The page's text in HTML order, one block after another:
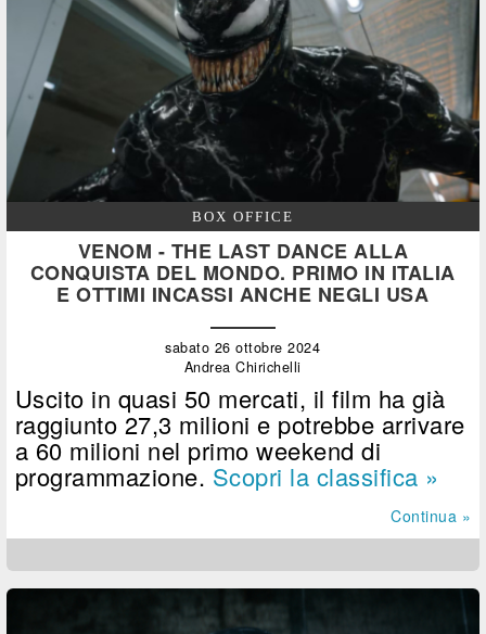
BOX OFFICE
VENOM - THE LAST DANCE ALLA
CONQUISTA DEL MONDO. PRIMO IN ITALIA
E OTTIMI INCASSI ANCHE NEGLI USA
sabato 26 ottobre 2024
Andrea Chirichelli
Uscito in quasi 50 mercati, il film ha già
raggiunto 27,3 milioni e potrebbe arrivare
a 60 milioni nel primo weekend di
programmazione. Scopri la classifica »
Continua »